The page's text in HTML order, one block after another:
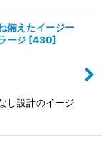
備えたイージー
ージ [430]
し設計のイージ